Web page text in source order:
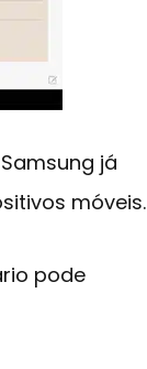
já
móveis.
pode